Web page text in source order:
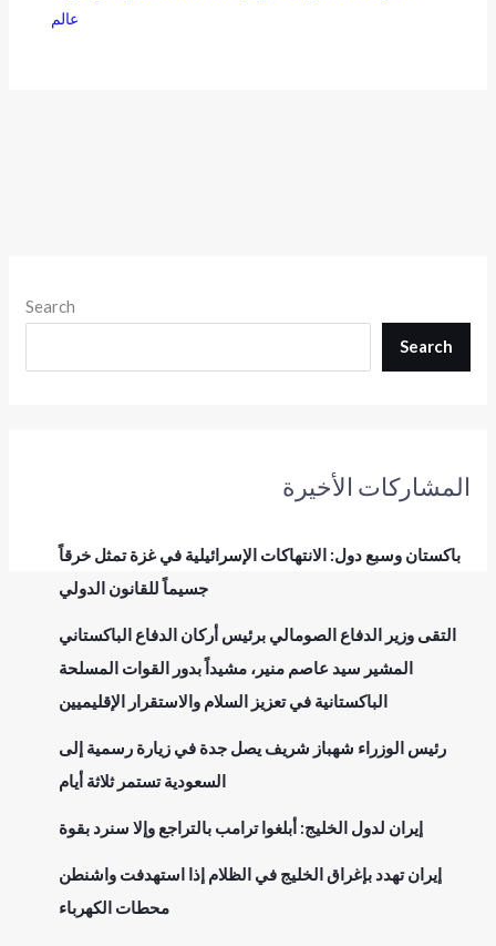
Search
Search
المشاركات الأخيرة
باكستان وسبع دول: الانتهاكات الإسرائيلية في غزة تمثل خرقاً
جسيماً للقانون الدولي
التقى وزير الدفاع الصومالي برئيس أركان الدفاع الباكستاني
المشير سيد عاصم منير، مشيداً بدور القوات المسلحة
الباكستانية في تعزيز السلام والاستقرار الإقليميين
رئيس الوزراء شهباز شريف يصل جدة في زيارة رسمية إلى
السعودية تستمر ثلاثة أيام
إيران لدول الخليج: أبلغوا ترامب بالتراجع وإلا سنرد بقوة
إيران تهدد بإغراق الخليج في الظلام إذا استهدفت واشنطن
محطات الكهرباء
عالم